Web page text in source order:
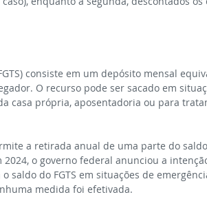
consiste em um depósito mensal
O recurso pode ser sacado em
casa própria, aposentadoria ou para
a retirada anual de uma parte do
o governo federal anunciou a
saldo do FGTS em situações de
medida foi efetivada.